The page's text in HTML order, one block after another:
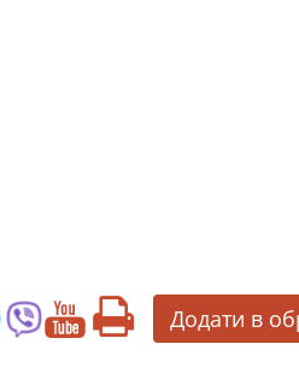
Додати в